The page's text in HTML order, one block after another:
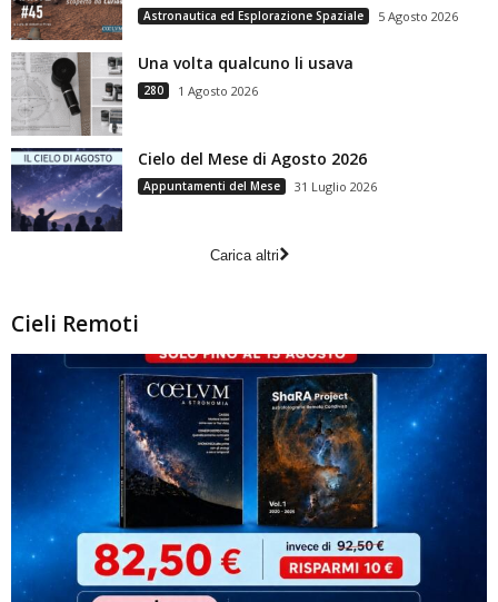
Astronautica ed Esplorazione Spaziale 5 Agosto 2026
Una volta qualcuno li usava
280 1 Agosto 2026
Cielo del Mese di Agosto 2026
Appuntamenti del Mese 31 Luglio 2026
Carica altri
Cieli Remoti